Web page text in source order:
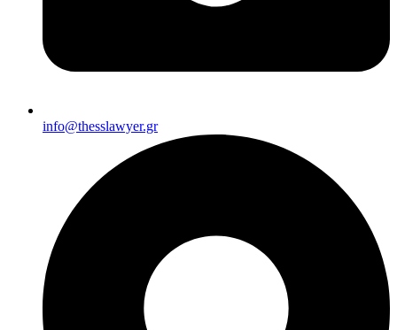
info@thesslawyer.gr